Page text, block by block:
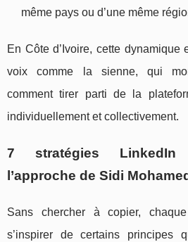
même pays ou d’une même
En Côte d’Ivoire, cette dynamique
voix comme la sienne, qui
comment tirer parti de la
individuellement et collectivement.
7 stratégies
l’approche de Sidi
Sans chercher à copier,
s’inspirer de certains principes